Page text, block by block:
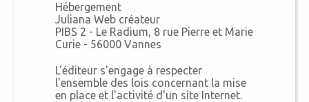
Hébergement
Juliana Web créateur
PIBS 2 - Le Radium, 8 rue Pierre et Marie
Curie - 56000 Vannes
L'éditeur s'engage à respecter
l'ensemble des lois concernant la mise
en place et l'activité d'un site Internet.